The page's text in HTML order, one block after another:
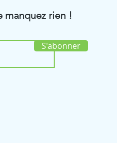
manquez rien !
S'abonner